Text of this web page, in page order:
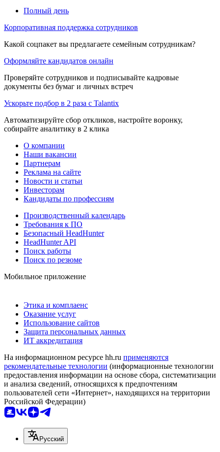
Полный день
Корпоративная поддержка сотрудников
Какой соцпакет вы предлагаете семейным сотрудникам?
Оформляйте кандидатов онлайн
Проверяйте сотрудников и подписывайте кадровые
документы без бумаг и личных встреч
Ускорьте подбор в 2 раза с Talantix
Автоматизируйте сбор откликов, настройте воронку,
собирайте аналитику в 2 клика
О компании
Наши вакансии
Партнерам
Реклама на сайте
Новости и статьи
Инвесторам
Кандидаты по профессиям
Производственный календарь
Требования к ПО
Безопасный HeadHunter
HeadHunter API
Поиск работы
Поиск по резюме
Мобильное приложение
Этика и комплаенс
Оказание услуг
Использование сайтов
Защита персональных данных
ИТ аккредитация
На информационном ресурсе hh.ru применяются
рекомендательные технологии (информационные технологии
предоставления информации на основе сбора, систематизации
и анализа сведений, относящихся к предпочтениям
пользователей сети «Интернет», находящихся на территории
Российской Федерации)
Русский